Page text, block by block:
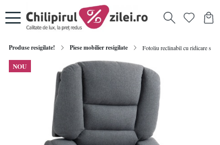
Produse resigilate! Piese mobilier resigilate Fotoliu reclinabil cu ridicare si
NOU